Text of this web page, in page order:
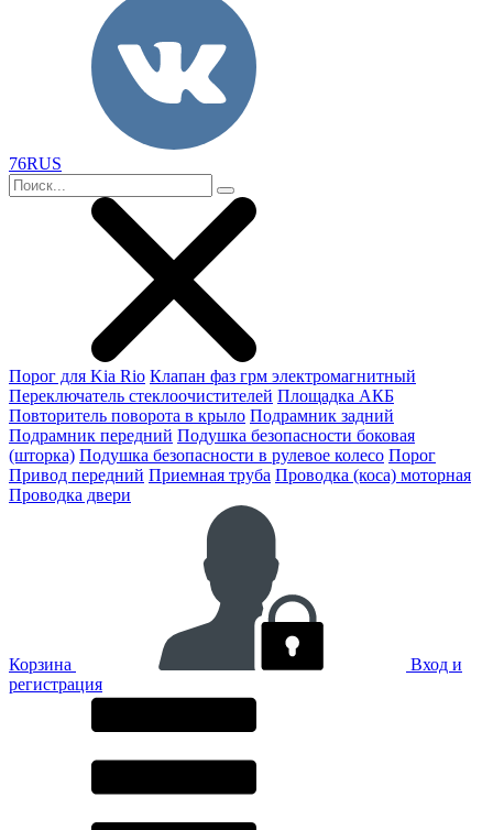
76RUS
Порог для Kia Rio Клапан фаз грм электромагнитный
Переключатель стеклоочистителей Площадка АКБ
Повторитель поворота в крыло Подрамник задний
Подрамник передний Подушка безопасности боковая
(шторка) Подушка безопасности в рулевое колесо Порог
Привод передний Приемная труба Проводка (коса) моторная
Проводка двери
Корзина
Вход и
регистрация